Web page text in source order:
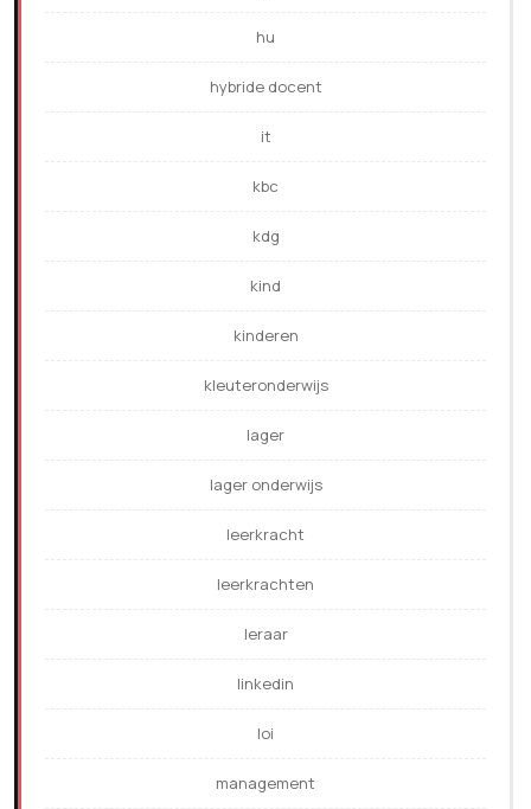
hu
hybride docent
it
kbc
kdg
kind
kinderen
kleuteronderwijs
lager
lager onderwijs
leerkracht
leerkrachten
leraar
linkedin
loi
management